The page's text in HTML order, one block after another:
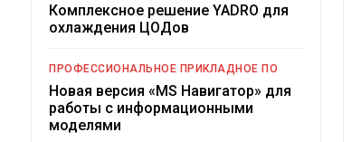
Комплексное решение YADRO для
охлаждения ЦОДов
ПРОФЕССИОНАЛЬНОЕ ПРИКЛАДНОЕ ПО
Новая версия «MS Навигатор» для
работы с информационными
моделями